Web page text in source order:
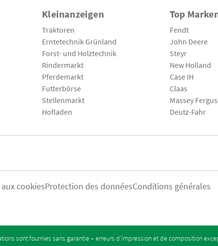
Kleinanzeigen
Traktoren
Erntetechnik Grünland
Forst- und Holztechnik
Rindermarkt
Pferdemarkt
Futterbörse
Stellenmarkt
Hofladen
Top
Fendt
John Deere
Steyr
New Holland
Case IH
Claas
Massey
Deutz-Fahr
cookiesProtection des donnéesConditions générales
sont fournies sans garantie – erreurs d’impression et de composition